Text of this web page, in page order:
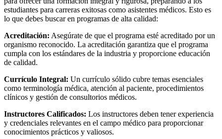
estudiantes para carreras exitosas como asistentes médicos. Esto es
lo que debes buscar en programas de alta calidad:
Acreditación: Asegúrate de que el programa esté acreditado por un
organismo reconocido. La acreditación garantiza que el programa
cumpla con los estándares de la industria y proporcione educación
de calidad.
Currículo Integral: Un currículo sólido cubre temas esenciales
como terminología médica, atención al paciente, procedimientos
clínicos y gestión de consultorios médicos.
Instructores Calificados: Los instructores deben tener experiencia
y credenciales relevantes en el campo médico para proporcionar
conocimientos prácticos y valiosos.